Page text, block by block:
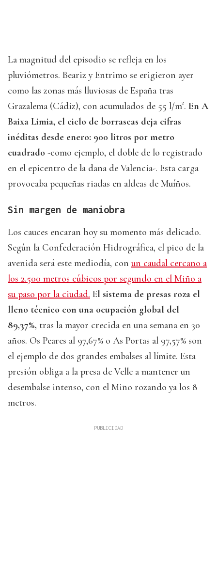
La magnitud del episodio se refleja en los
pluviómetros. Beariz y Entrimo se erigieron ayer
como las zonas más lluviosas de España tras
Grazalema (Cádiz), con acumulados de 55 l/m². En A
Baixa Limia, el ciclo de borrascas deja cifras
inéditas desde enero: 900 litros por metro
cuadrado -como ejemplo, el doble de lo registrado
en el epicentro de la dana de Valencia-. Esta carga
provocaba pequeñas riadas en aldeas de Muíños.
Sin margen de maniobra
Los cauces encaran hoy su momento más delicado.
Según la Confederación Hidrográfica, el pico de la
avenida será este mediodía, con un caudal cercano a
los 2.500 metros cúbicos por segundo en el Miño a
su paso por la ciudad. El sistema de presas roza el
lleno técnico con una ocupación global del
89,37%, tras la mayor crecida en una semana en 30
años. Os Peares al 97,67% o As Portas al 97,57% son
el ejemplo de dos grandes embalses al límite. Esta
presión obliga a la presa de Velle a mantener un
desembalse intenso, con el Miño rozando ya los 8
metros.